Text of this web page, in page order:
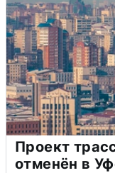
Проект
отменён в